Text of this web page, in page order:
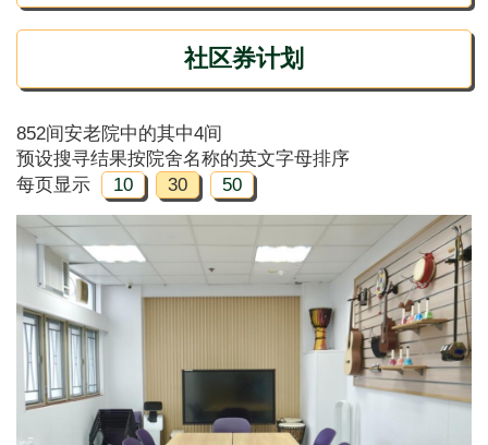
社区券计划
852间安老院中的其中4间
预设搜寻结果按院舍名称的英文字母排序
每页显示
10 30 50